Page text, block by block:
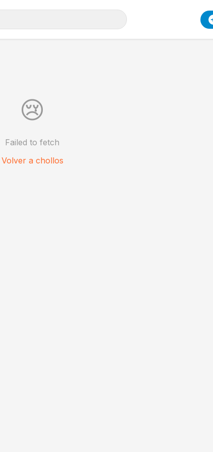
😢
Failed to fetch
Volver a chollos